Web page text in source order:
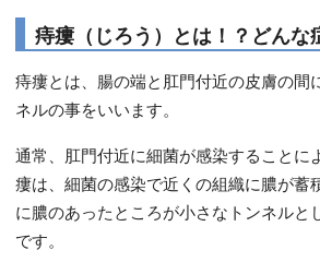
痔瘻（じろう）とは！？どんな
痔瘻とは、腸の端と肛門付近の皮膚の間
ネルの事をいいます。
通常、肛門付近に細菌が感染することに
瘻は、細菌の感染で近くの組織に膿が蓄
に膿のあったところが小さなトンネルと
です。